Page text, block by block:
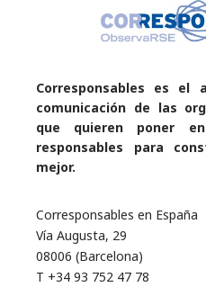
Corresponsables es el
comunicación de las
que quieren poner
responsables para
mejor.
Corresponsables en España
Vía Augusta, 29
08006 (Barcelona)
T +34 93 752 47 78